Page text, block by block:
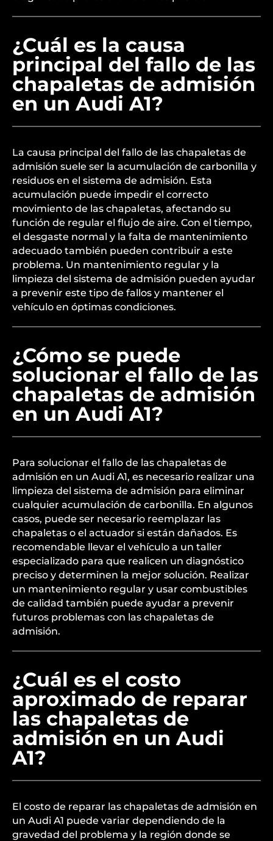
¿Cuál es la causa
principal del fallo de las
chapaletas de admisión
en un Audi A1?
La causa principal del fallo de las chapaletas de
admisión suele ser la acumulación de carbonilla y
residuos en el sistema de admisión. Esta
acumulación puede impedir el correcto
movimiento de las chapaletas, afectando su
función de regular el flujo de aire. Con el tiempo,
el desgaste normal y la falta de mantenimiento
adecuado también pueden contribuir a este
problema. Un mantenimiento regular y la
limpieza del sistema de admisión pueden ayudar
a prevenir este tipo de fallos y mantener el
vehículo en óptimas condiciones.
¿Cómo se puede
solucionar el fallo de las
chapaletas de admisión
en un Audi A1?
Para solucionar el fallo de las chapaletas de
admisión en un Audi A1, es necesario realizar una
limpieza del sistema de admisión para eliminar
cualquier acumulación de carbonilla. En algunos
casos, puede ser necesario reemplazar las
chapaletas o el actuador si están dañados. Es
recomendable llevar el vehículo a un taller
especializado para que realicen un diagnóstico
preciso y determinen la mejor solución. Realizar
un mantenimiento regular y usar combustibles
de calidad también puede ayudar a prevenir
futuros problemas con las chapaletas de
admisión.
¿Cuál es el costo
aproximado de reparar
las chapaletas de
admisión en un Audi
A1?
El costo de reparar las chapaletas de admisión en
un Audi A1 puede variar dependiendo de la
gravedad del problema y la región donde se